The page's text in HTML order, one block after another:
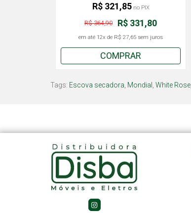
Oliva - 110v
R$ 331,80
R$ 364,90
em até 12x de R$ 27,65 sem juros
R$ 321,85no PIX
COMPRAR
Tags: Escova secadora Mondial White Rose